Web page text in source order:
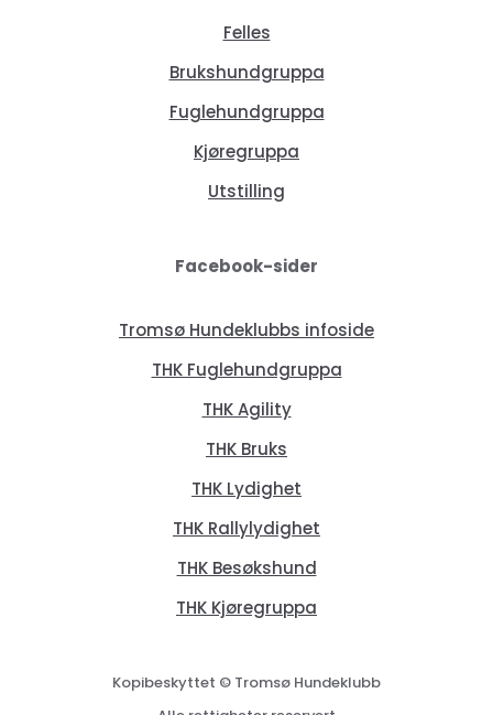
Felles
Brukshundgruppa
Fuglehundgruppa
Kjøregruppa
Utstilling
Facebook-sider
Tromsø Hundeklubbs infoside
THK Fuglehundgruppa
THK Agility
THK Bruks
THK Lydighet
THK Rallylydighet
THK Besøkshund
THK Kjøregruppa
Kopibeskyttet © Tromsø Hundeklubb